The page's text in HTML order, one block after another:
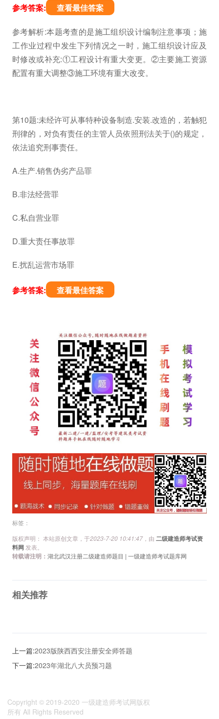
参考答案: 查看最佳答案
参考解析:本题考查的是施工组织设计编制注意事项；施
工作业过程中发生下列情况之一时，施工组织设计应及
时修改或补充:①工程设计有重大变更。②主要施工资源
配置有重大调整③施工环境有重大改变。
第10题:未经许可从事特种设备制造.安装.改造的，若触犯
刑律的，对负有责任的主管人员依照刑法关于()的规定，
依法追究刑事责任。
A.生产.销售伪劣产品罪
B.非法经营罪
C.私自营业罪
D.重大责任事故罪
E.扰乱运营市场罪
参考答案: 查看最佳答案
文
导
标签：
版权声明： 本站原创文章，于2023-7-20 10:41:47，由 二级建造师考试资
料网 发表。
转载请注明： 湖北武汉注册二级建造师题目 | 一级建造师考试题库网
相关推荐
上一篇:2023版陕西西安注册安全师答题
下一篇:2023年湖北八大员预习题
Copyright © 2019-2020 一级建造师考试网版权
所有 All Rights Reserved